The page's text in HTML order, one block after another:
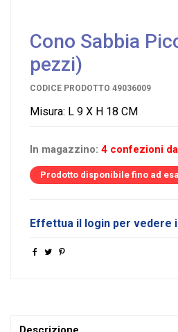
Cono Sabbia
pezzi)
CODICE PRODOTTO 49036009
Misura: L 9 X H 18 CM
In magazzino: 4 confezioni
Prodotto disponibile fino ad
Effettua il login per vedere